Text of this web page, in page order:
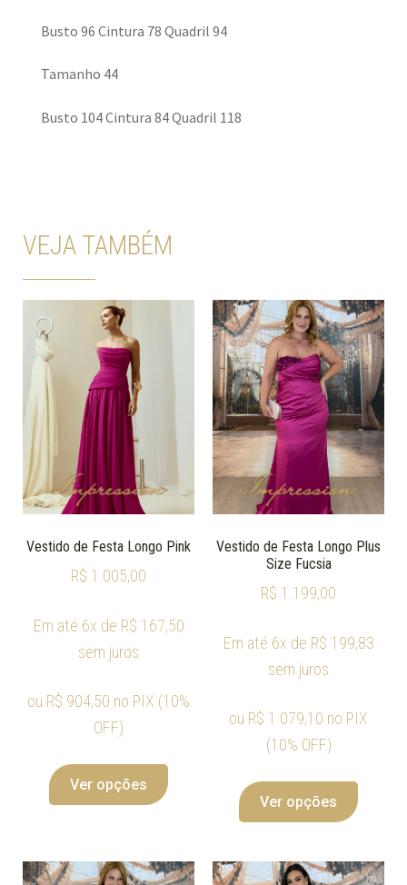
Busto 96 Cintura 78 Quadril 94
Tamanho 44
Busto 104 Cintura 84 Quadril 118
VEJA TAMBÉM
Vestido de Festa Longo Pink
R$ 1.005,00
Em até 6x de R$ 167,50
sem juros
ou R$ 904,50 no PIX (10%
OFF)
Ver opções
Vestido de Festa Longo Plus
Size Fucsia
R$ 1.199,00
Em até 6x de R$ 199,83
sem juros
ou R$ 1.079,10 no PIX
(10% OFF)
Ver opções